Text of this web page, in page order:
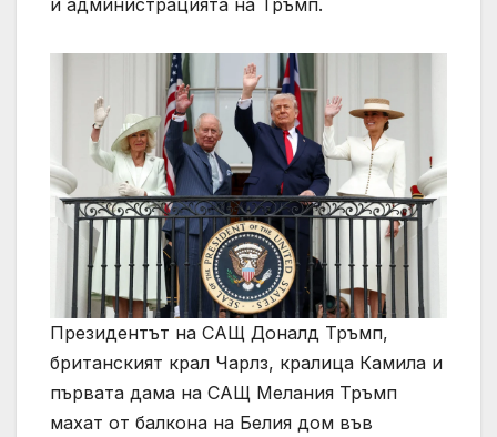
и администрацията на Тръмп.
Президентът на САЩ Доналд Тръмп,
британският крал Чарлз, кралица Камила и
първата дама на САЩ Мелания Тръмп
махат от балкона на Белия дом във